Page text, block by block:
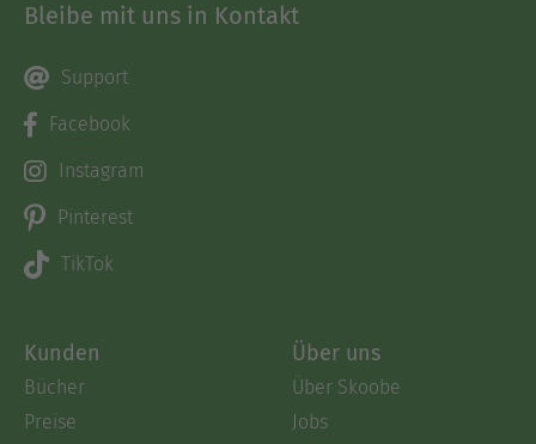
Bleibe mit uns in Kontakt
Support
Facebook
Instagram
Pinterest
TikTok
Kunden
Bücher
Preise
Über uns
Über Skoobe
Jobs